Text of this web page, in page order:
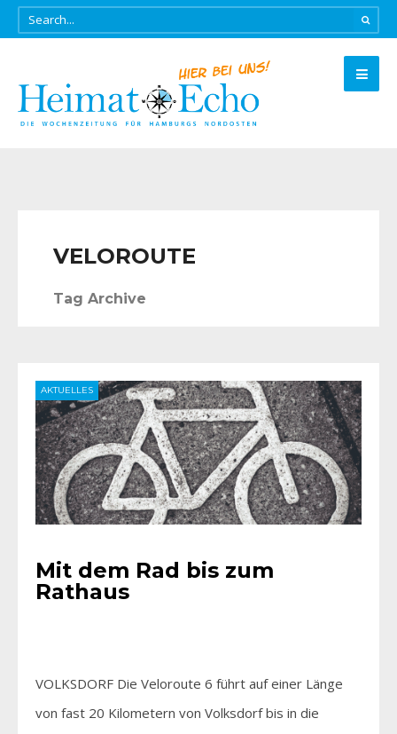
VELOROUTE
Tag Archive
AKTUELLES
Mit dem Rad bis zum
Rathaus
VOLKSDORF Die Veloroute 6 führt auf einer Länge
von fast 20 Kilometern von Volksdorf bis in die